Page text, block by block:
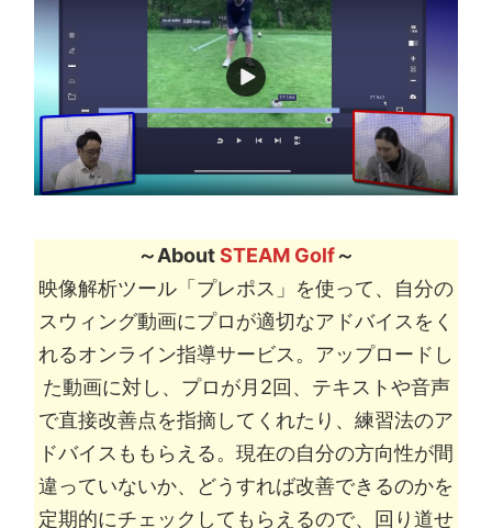
～AboutSTEAM Golf～
映像解析ツール「プレポス」を使って、自分の
スウィング動画にプロが適切なアドバイスをく
れるオンライン指導サービス。アップロードし
た動画に対し、プロが月2回、テキストや音声
で直接改善点を指摘してくれたり、練習法のア
ドバイスももらえる。現在の自分の方向性が間
違っていないか、どうすれば改善できるのかを
定期的にチェックしてもらえるので、回り道せ